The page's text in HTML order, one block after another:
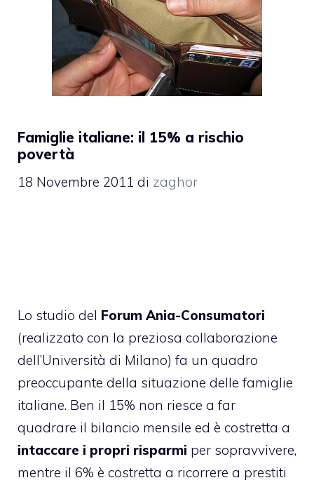
Famiglie italiane: il 15% a rischio
povertà
18 Novembre 2011 di zaghor
Lo studio del Forum Ania-Consumatori
(realizzato con la preziosa collaborazione
dell’Università di Milano) fa un quadro
preoccupante della situazione delle famiglie
italiane. Ben il 15% non riesce a far
quadrare il bilancio mensile ed è costretta a
intaccare i propri risparmi per sopravvivere,
mentre il 6% è costretta a ricorrere a prestiti